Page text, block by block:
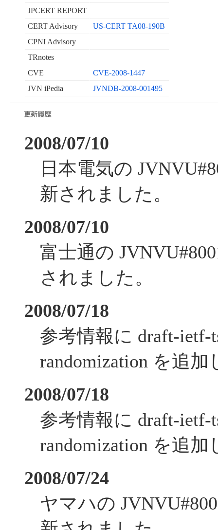
JPCERT REPORT
CERT Advisory
US-CERT TA08-190B
CPNI Advisory
TRnotes
CVE
CVE-2008-1447
JVN iPedia
JVNDB-2008-001495
2008/07/10
日本電気の
新されました。
2008/07/10
富士通の
されました。
2008/07/18
参考情報に draft-ietf-
randomization を追
2008/07/18
参考情報に draft-ietf-
randomization を追
2008/07/24
ヤマハの